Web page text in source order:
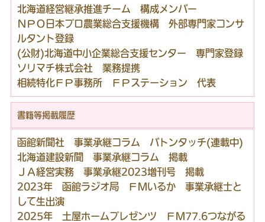
北海道経営継承推進チーム 構成メンバー
ＮＰＯ日本プロ農業総合支援機構 外部専門家コンサ
ルタント登録
(公財)北海道中小企業総合支援センター 専門家登録
ソリマチ株式会社 業務提携
相続特化ＦＰ事務所 ＦＰステーション 代表
書籍等掲載履歴
函館新聞社 事業承継コラム バトンタッチ(連載中)
北海道建設新聞 事業承継コラム 掲載
ＪＡ経営実務 事業承継2023増刊号 掲載
2023年 函館ラジオ局 ＦＭいるか 事業承継士と
して生出演
2025年 土屋ホームプレゼンツ ＦＭ77.6つながる